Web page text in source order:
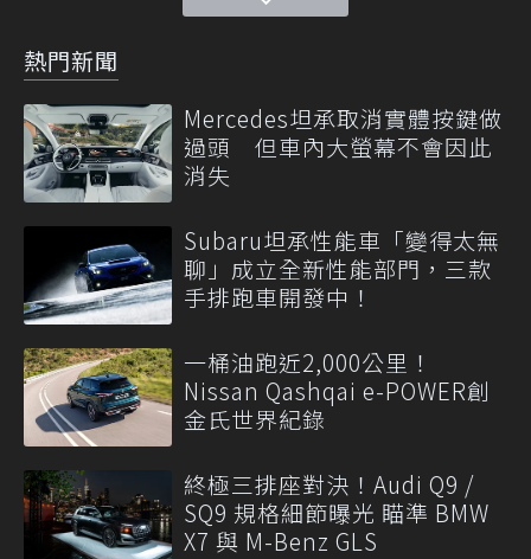
熱門新聞
Mercedes坦承取消實體按鍵做
過頭 但車內大螢幕不會因此
消失
Subaru坦承性能車「變得太無
聊」成立全新性能部門，三款
手排跑車開發中！
一桶油跑近2,000公里！
Nissan Qashqai e-POWER創
金氏世界紀錄
終極三排座對決！Audi Q9 /
SQ9 規格細節曝光 瞄準 BMW
X7 與 M-Benz GLS